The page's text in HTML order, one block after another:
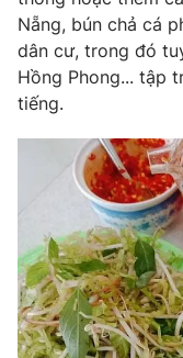
® Cấm sao chép dưới
thuận bằng văn bản.
thông tin từ website
Nẵng, bún chả cá
dân cư, trong đó
Hồng Phong... tập
tiếng.